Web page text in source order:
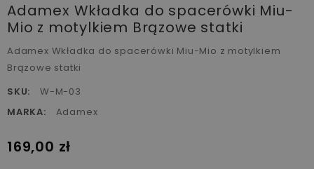
Adamex Wkładka do spacerówki Miu-
Mio z motylkiem Brązowe statki
Adamex Wkładka do spacerówki Miu-Mio z motylkiem
Brązowe statki
SKU:
W-M-03
MARKA:
Adamex
169,00 zł